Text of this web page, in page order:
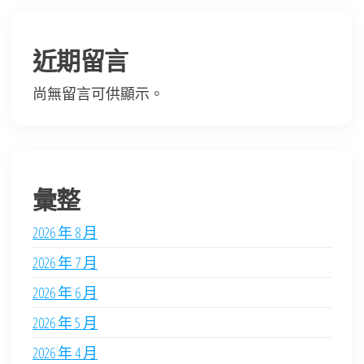
近期留言
尚無留言可供顯示。
彙整
2026 年 8 月
2026 年 7 月
2026 年 6 月
2026 年 5 月
2026 年 4 月